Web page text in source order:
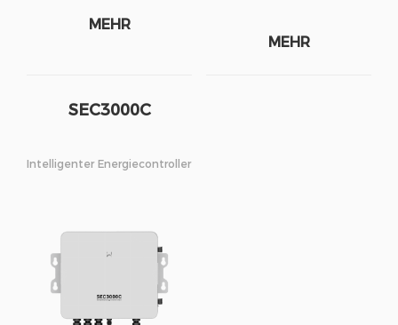
MEHR
MEHR
SEC3000C
Intelligenter Energiecontroller